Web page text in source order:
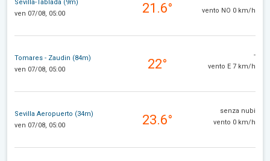
Sevilla-Tablada (9m)
ven 07/08, 05:00
21.6°
vento NO 0 km/h
Tomares - Zaudin (84m)
ven 07/08, 05:00
22°
-
vento E 7 km/h
Sevilla Aeropuerto (34m)
ven 07/08, 05:00
23.6°
senza nubi
vento 0 km/h